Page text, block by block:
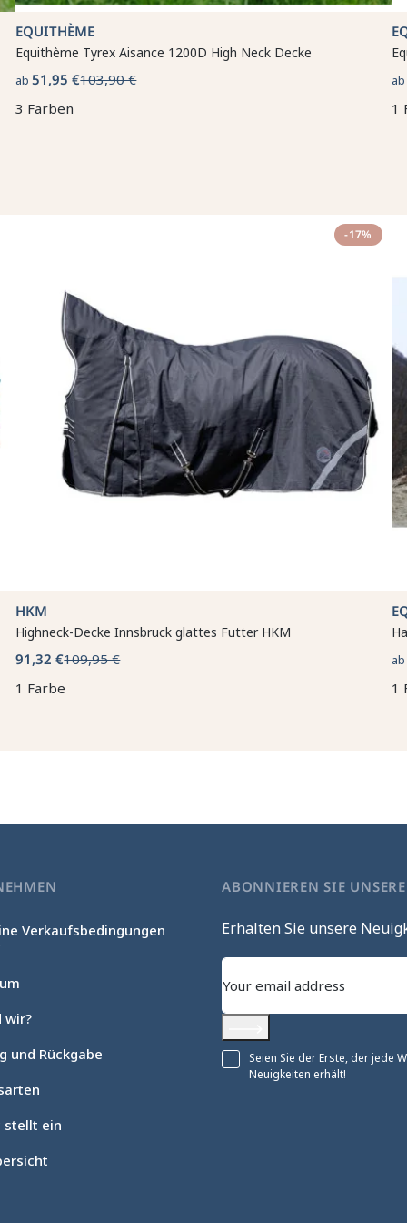
EQUITHÈME
Equithème Tyrex Aisance 1200D High Neck Decke
ab51,95 €103,90 €
3 Farben
ab
1
-17%
HKM
Highneck-Decke Innsbruck glattes Futter HKM
91,32 €109,95 €
1 Farbe
ab
1
Verkaufsbedingungen
wir?
und Rückgabe
stellt ein
ABONNIEREN SIE
Erhalten Sie unsere
Abonnieren
Seien Sie der Erste, der jede
Neuigkeiten erhält!